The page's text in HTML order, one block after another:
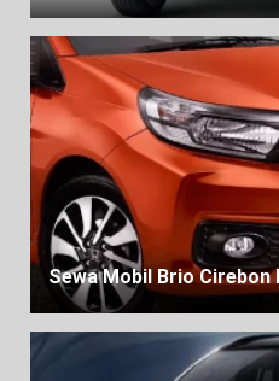
Sewa Mobil Brio